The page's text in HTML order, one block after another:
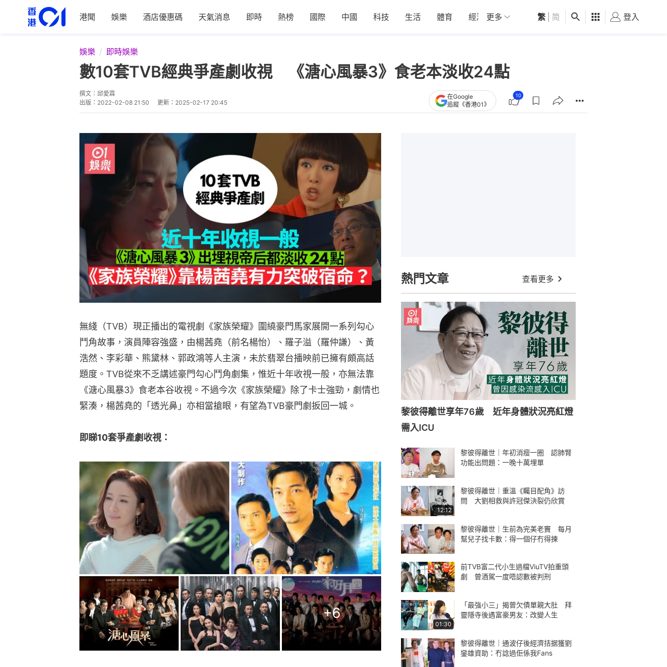
港聞 娛樂 酒店優惠碼 天氣消息 即時 熱榜 國際 中國 科技 生活 體育 經濟 01深圳 觀點 健康 好食玩飛
更多 繁 简 登入
娛樂 即時娛樂
數10套TVB經典爭產劇收視 《溏心風暴3》食老本淡收24點
撰文： 邱愛霖
出版： 2022-02-08 21:50 更新： 2025-02-17 20:45
在Google
追蹤《香港01》
10
無綫（TVB）現正播出的電視劇《家族榮耀》圍繞豪門馬家展開一系列勾心
鬥角故事，演員陣容強盛，由楊茜堯（前名楊怡）、羅子溢（羅仲謙）、黃
浩然、李彩華、熊黛林、郭政鴻等人主演，未於翡翠台播映前已擁有頗高話
題度。TVB從來不乏講述豪門勾心鬥角劇集，惟近十年收視一般，亦無法靠
《溏心風暴3》食老本谷收視。不過今次《家族榮耀》除了卡士強勁，劇情也
緊湊，楊茜堯的「透光鼻」亦相當搶眼，有望為TVB豪門劇扳回一城。
即睇10套爭產劇收視：
+6
熱門文章 查看更多
黎彼得離世享年76歲 近年身體狀況亮紅燈
需入ICU
黎彼得離世｜年初消瘦一圈 認肺腎
功能出問題：一晚十萬埋單
12:12
黎彼得離世｜重溫《矚目配角》訪
問 大劉相救與許冠傑決裂仍欣賞
黎彼得離世｜生前為完美老竇 每月
幫兒子找卡數：得一個仔冇得揀
前TVB富二代小生過檔ViuTV拍重頭
劇 曾酒駕一度唔認數被判刑
01:30
「最強小三」揭曾欠債單親大肚 拜
靈隱寺後遇富豪男友：改變人生
黎彼得離世｜通波仔後經濟拮据獲劉
鑾雄資助：冇諗過佢係我Fans